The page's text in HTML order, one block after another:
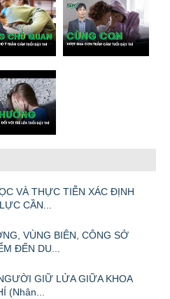
VÀ THỰC TIỄN XÁC ĐỊNH
CẦN...
VÙNG BIÊN, CÔNG SỞ
ĐẾN DU...
GIỮ LỬA GIỮA KHOA
(Nhân...